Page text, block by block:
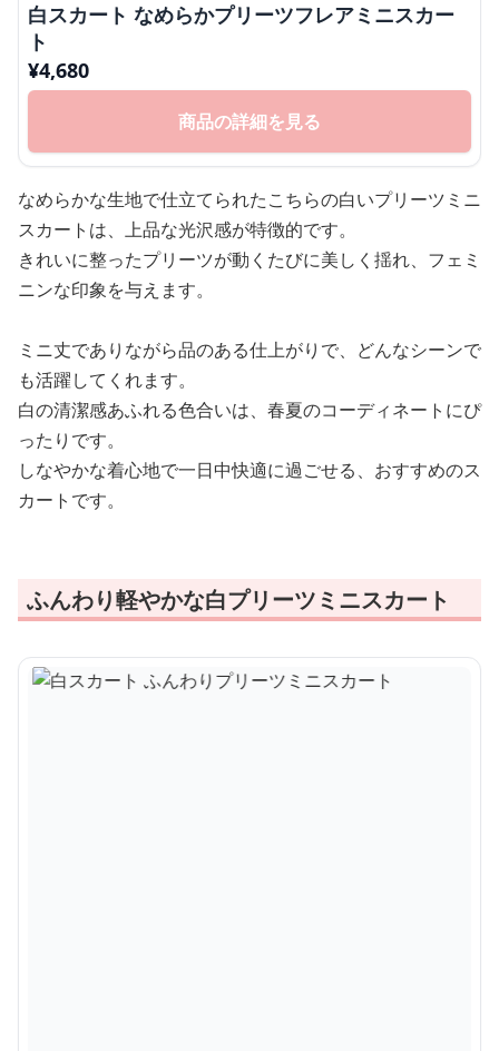
白スカート なめらかプリーツフレアミニスカー
ト
¥4,680
商品の詳細を見る
なめらかな生地で仕立てられたこちらの白いプリーツミニ
スカートは、上品な光沢感が特徴的です。
きれいに整ったプリーツが動くたびに美しく揺れ、フェミ
ニンな印象を与えます。
ミニ丈でありながら品のある仕上がりで、どんなシーンで
も活躍してくれます。
白の清潔感あふれる色合いは、春夏のコーディネートにぴ
ったりです。
しなやかな着心地で一日中快適に過ごせる、おすすめのス
カートです。
ふんわり軽やかな白プリーツミニスカート